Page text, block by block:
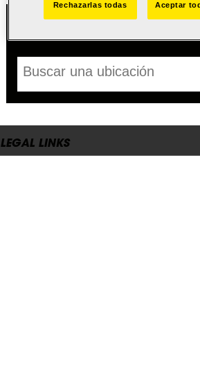
LEGAL LINKS
Rechazarlas todas Aceptar